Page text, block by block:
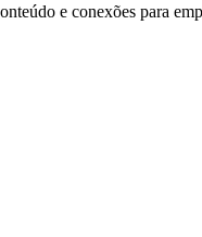
e conexões para